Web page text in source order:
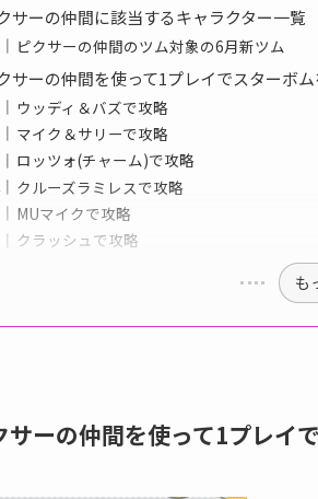
サーの仲間に該当するキャラクター一覧
ピクサーの仲間のツム対象の6月新ツム
サーの仲間を使って1プレイでスターボ
ウッディ＆バズで攻略
マイク＆サリーで攻略
ロッツォ(チャーム)で攻略
クルーズラミレスで攻略
MUマイクで攻略
クラッシュで攻略
も
サーの仲間を使って1プレイ